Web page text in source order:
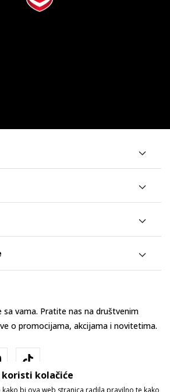
vama. Pratite nas na društvenim
o promocijama, akcijama i novitetima.
kolačiće
bi ova web stranica radila pravilno te kako